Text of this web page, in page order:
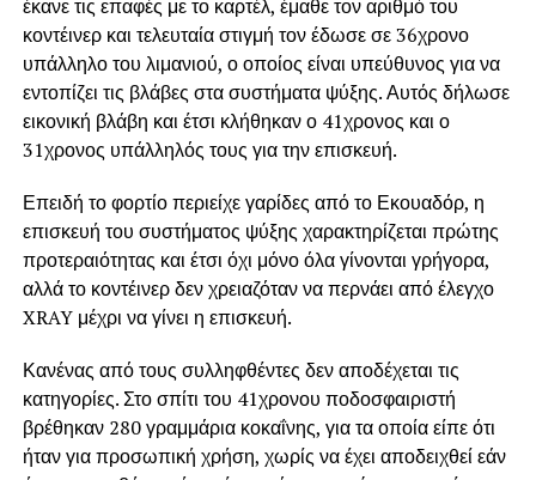
έκανε τις επαφές με το καρτέλ, έμαθε τον αριθμό του
κοντέινερ και τελευταία στιγμή τον έδωσε σε 36χρονο
υπάλληλο του λιμανιού, ο οποίος είναι υπεύθυνος για να
εντοπίζει τις βλάβες στα συστήματα ψύξης. Αυτός δήλωσε
εικονική βλάβη και έτσι κλήθηκαν ο 41χρονος και ο
31χρονος υπάλληλός τους για την επισκευή.
Επειδή το φορτίο περιείχε γαρίδες από το Εκουαδόρ, η
επισκευή του συστήματος ψύξης χαρακτηρίζεται πρώτης
προτεραιότητας και έτσι όχι μόνο όλα γίνονται γρήγορα,
αλλά το κοντέινερ δεν χρειαζόταν να περνάει από έλεγχο
XRAY μέχρι να γίνει η επισκευή.
Κανένας από τους συλληφθέντες δεν αποδέχεται τις
κατηγορίες. Στο σπίτι του 41χρονου ποδοσφαιριστή
βρέθηκαν 280 γραμμάρια κοκαΐνης, για τα οποία είπε ότι
ήταν για προσωπική χρήση, χωρίς να έχει αποδειχθεί εάν